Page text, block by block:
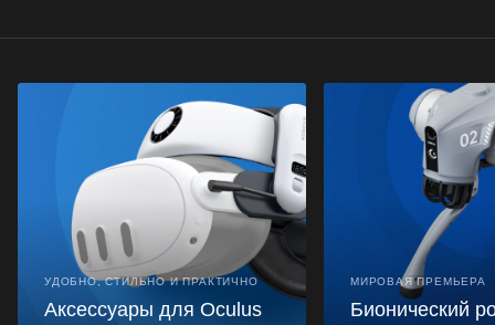
УДОБНО, СТИЛЬНО И ПРАКТИЧНО
Аксессуары для Oculus
МИРОВАЯ ПРЕМЬЕРА
Бионический